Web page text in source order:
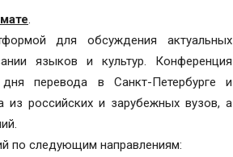
.
для обсуждения актуальных
языков и культур. Конференция
перевода в Санкт-Петербурге и
из российских и зарубежных вузов, а
по следующим направлениям: